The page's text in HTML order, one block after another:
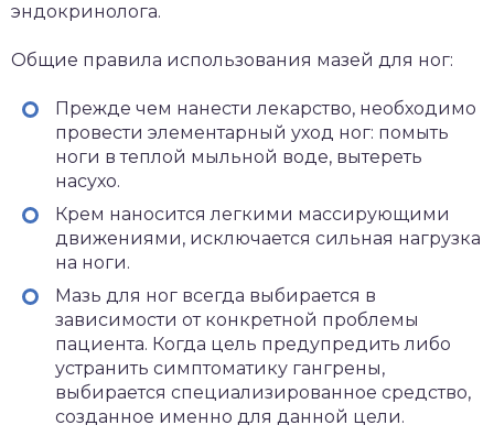
эндокринолога.
Общие правила использования мазей для ног:
Прежде чем нанести лекарство, необходимо
провести элементарный уход ног: помыть
ноги в теплой мыльной воде, вытереть
насухо.
Крем наносится легкими массирующими
движениями, исключается сильная нагрузка
на ноги.
Мазь для ног всегда выбирается в
зависимости от конкретной проблемы
пациента. Когда цель предупредить либо
устранить симптоматику гангрены,
выбирается специализированное средство,
созданное именно для данной цели.